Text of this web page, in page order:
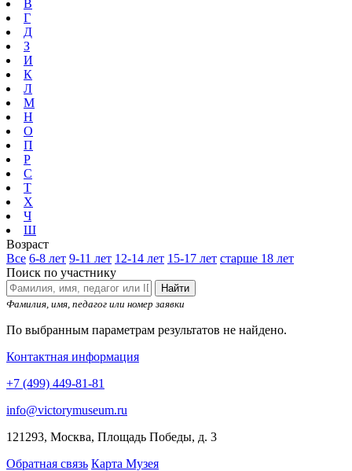
В
Г
Д
З
И
К
Л
М
Н
О
П
Р
С
Т
Х
Ч
Ш
Возраст
Все 6-8 лет 9-11 лет 12-14 лет 15-17 лет старше 18 лет
Поиск по участнику
Найти
Фамилия, имя, педагог или номер заявки
По выбранным параметрам результатов не найдено.
Контактная информация
+7 (499) 449-81-81
info@victorymuseum.ru
121293, Москва, Площадь Победы, д. 3
Обратная связь Карта Музея